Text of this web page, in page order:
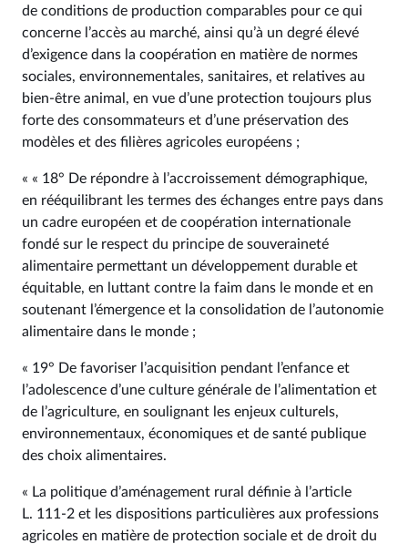
de conditions de production comparables pour ce qui
concerne l’accès au marché, ainsi qu’à un degré élevé
d’exigence dans la coopération en matière de normes
sociales, environnementales, sanitaires, et relatives au
bien-être animal, en vue d’une protection toujours plus
forte des consommateurs et d’une préservation des
modèles et des filières agricoles européens ;
« « 18° De répondre à l’accroissement démographique,
en rééquilibrant les termes des échanges entre pays dans
un cadre européen et de coopération internationale
fondé sur le respect du principe de souveraineté
alimentaire permettant un développement durable et
équitable, en luttant contre la faim dans le monde et en
soutenant l’émergence et la consolidation de l’autonomie
alimentaire dans le monde ;
« 19° De favoriser l’acquisition pendant l’enfance et
l’adolescence d’une culture générale de l’alimentation et
de l’agriculture, en soulignant les enjeux culturels,
environnementaux, économiques et de santé publique
des choix alimentaires.
« La politique d’aménagement rural définie à l’article
L. 111‑2 et les dispositions particulières aux professions
agricoles en matière de protection sociale et de droit du